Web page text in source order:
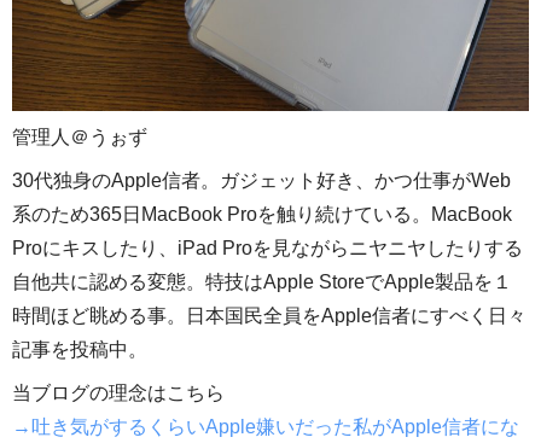
管理人＠うぉず
30代独身のApple信者。ガジェット好き、かつ仕事がWeb
系のため365日MacBook Proを触り続けている。MacBook
Proにキスしたり、iPad Proを見ながらニヤニヤしたりする
自他共に認める変態。特技はApple StoreでApple製品を１
時間ほど眺める事。日本国民全員をApple信者にすべく日々
記事を投稿中。
当ブログの理念はこちら
→吐き気がするくらいApple嫌いだった私がApple信者にな